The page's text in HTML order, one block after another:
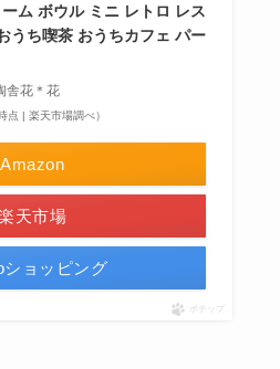
ム ボウル ミニ レトロ レス
うち喫茶 おうちカフェ パー
舎花＊花
点 | 楽天市場調べ）
Amazon
天市場
ショッピング
ポチップ